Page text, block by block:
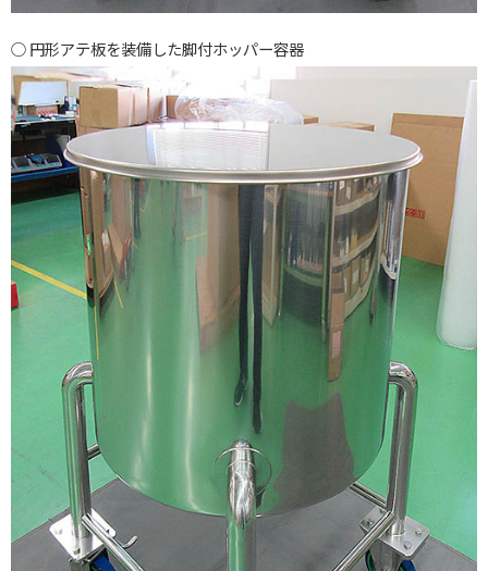
円形アテ板を装備した脚付ホッパー容器